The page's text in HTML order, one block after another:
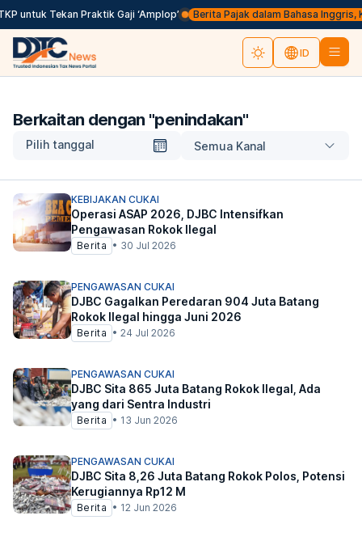
untuk Tekan Praktik Gaji ‘Amplop’ Berita Pajak dalam Bahasa Inggris,
ID
Berkaitan dengan "penindakan"
Pilih tanggal Semua Kanal
KEBIJAKAN CUKAI
Operasi ASAP 2026, DJBC Intensifkan
Pengawasan Rokok Ilegal
Berita • 30 Jul 2026
PENGAWASAN CUKAI
DJBC Gagalkan Peredaran 904 Juta Batang
Rokok Ilegal hingga Juni 2026
Berita • 24 Jul 2026
PENGAWASAN CUKAI
DJBC Sita 865 Juta Batang Rokok Ilegal, Ada
yang dari Sentra Industri
Berita • 13 Jun 2026
PENGAWASAN CUKAI
DJBC Sita 8,26 Juta Batang Rokok Polos, Potensi
Kerugiannya Rp12 M
Berita • 12 Jun 2026